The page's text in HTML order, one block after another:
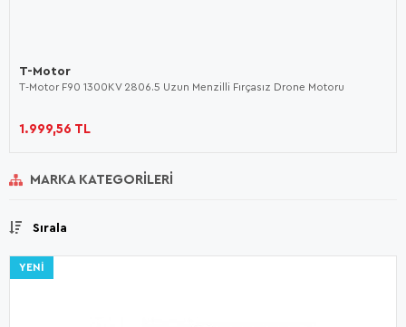
T-Motor
T-Motor F90 1300KV 2806.5 Uzun Menzilli Fırçasız Drone Motoru
1.999,56 TL
MARKA KATEGORILERI
Sırala
YENI